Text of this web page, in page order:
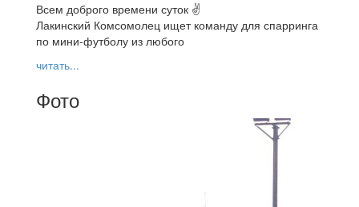
Всем доброго времени суток ✌
Лакинский Комсомолец ищет команду для спарринга
по мини-футболу из любого
читать...
Фото